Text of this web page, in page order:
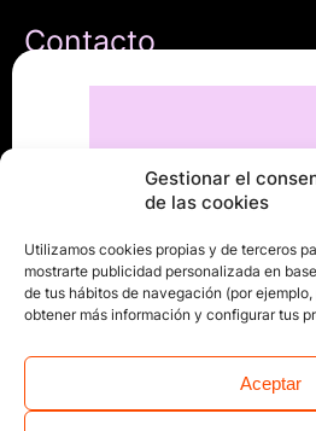
Gestionar el
de las cookies
Utilizamos cookies propias y de terceros
mostrarte publicidad personalizada en
de tus hábitos de navegación (por
obtener más información y configurar tus
Aceptar
Contacto
C/ Antonio Maura, 16
Términos Legales
Política de privacidad
Legal Notice
Síguenos
invisible Room (Podcast) enYoutube